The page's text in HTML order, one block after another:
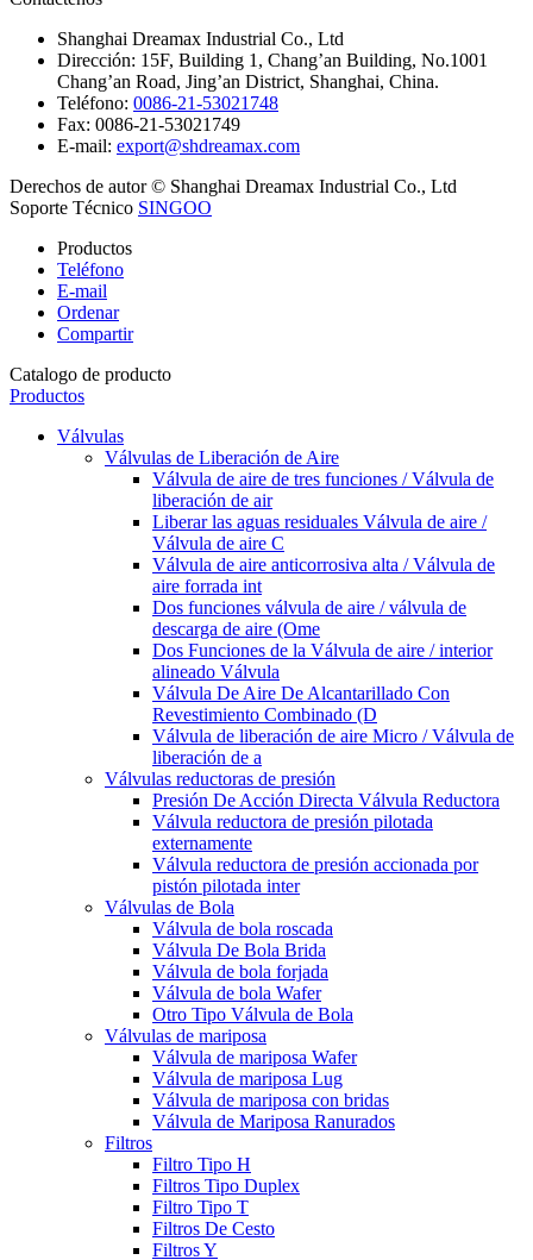
Shanghai Dreamax Industrial Co., Ltd
Dirección: 15F, Building 1, Chang’an Building, No.1001
Chang’an Road, Jing’an District, Shanghai, China.
Teléfono: 0086-21-53021748
Fax: 0086-21-53021749
E-mail: export@shdreamax.com
Derechos de autor © Shanghai Dreamax Industrial Co., Ltd
Soporte Técnico SINGOO
Productos
Teléfono
E-mail
Ordenar
Compartir
Catalogo de producto
Productos
Válvulas
Válvulas de Liberación de Aire
Válvula de aire de tres funciones / Válvula de
liberación de air
Liberar las aguas residuales Válvula de aire /
Válvula de aire C
Válvula de aire anticorrosiva alta / Válvula de
aire forrada int
Dos funciones válvula de aire / válvula de
descarga de aire (Ome
Dos Funciones de la Válvula de aire / interior
alineado Válvula
Válvula De Aire De Alcantarillado Con
Revestimiento Combinado (D
Válvula de liberación de aire Micro / Válvula de
liberación de a
Válvulas reductoras de presión
Presión De Acción Directa Válvula Reductora
Válvula reductora de presión pilotada
externamente
Válvula reductora de presión accionada por
pistón pilotada inter
Válvulas de Bola
Válvula de bola roscada
Válvula De Bola Brida
Válvula de bola forjada
Válvula de bola Wafer
Otro Tipo Válvula de Bola
Válvulas de mariposa
Válvula de mariposa Wafer
Válvula de mariposa Lug
Válvula de mariposa con bridas
Válvula de Mariposa Ranurados
Filtros
Filtro Tipo H
Filtros Tipo Duplex
Filtro Tipo T
Filtros De Cesto
Filtros Y